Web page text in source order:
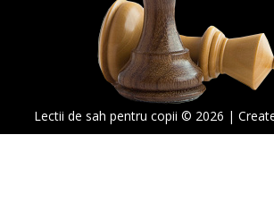
Lectii de sah pentru copii © 2026 |